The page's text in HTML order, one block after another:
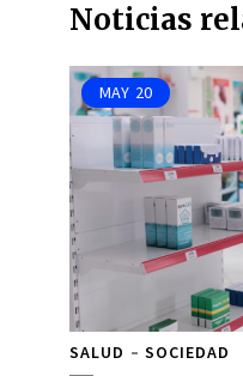
Noticias
MAY 20
SALUD SOCIEDAD